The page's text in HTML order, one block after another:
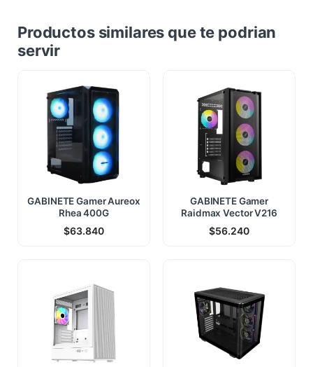
Productos similares que te podrian
servir
GABINETE Gamer Aureox
Rhea 400G
$63.840
GABINETE Gamer
Raidmax Vector V216
$56.240